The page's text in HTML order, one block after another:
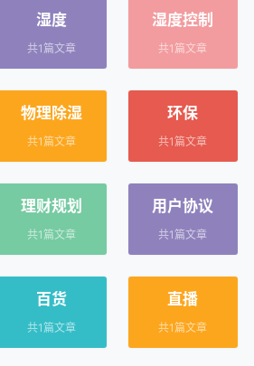
湿度
共1篇文章
湿度控制
共1篇文章
物理除湿
共1篇文章
环保
共1篇文章
理财规划
共1篇文章
用户协议
共1篇文章
百货
共1篇文章
直播
共1篇文章